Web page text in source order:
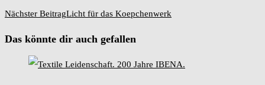
Artikel
Nächster BeitragLicht für das Koepchenwerk
Das könnte dir auch gefallen